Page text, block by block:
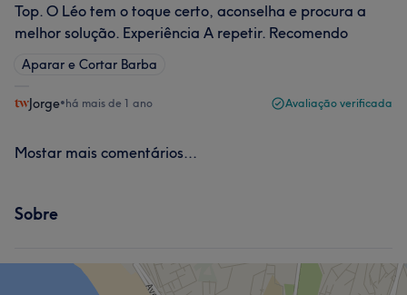
Top. O Léo tem o toque certo, aconselha e procura a
melhor solução. Experiência A repetir. Recomendo
Aparar e Cortar Barba
Jorge•há mais de 1 ano Avaliação verificada
Mostar mais comentários...
Sobre